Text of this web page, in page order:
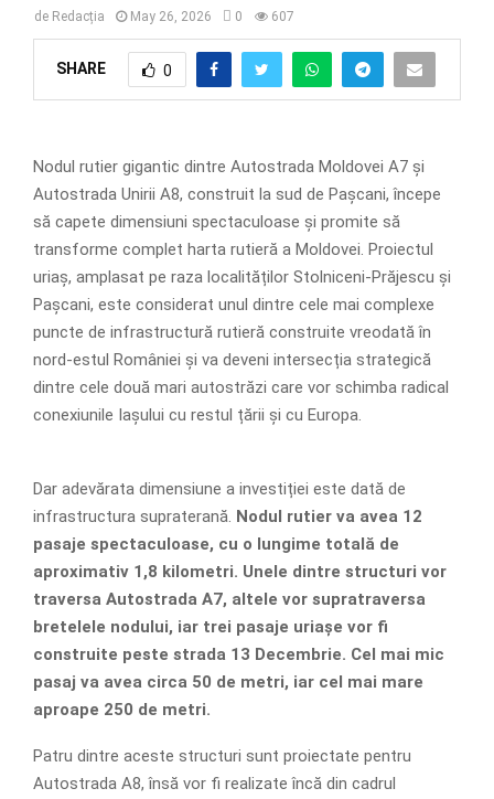
de Redacția May 26, 2026 0 607
SHARE 0
Nodul rutier gigantic dintre Autostrada Moldovei A7 și
Autostrada Unirii A8, construit la sud de Pașcani, începe
să capete dimensiuni spectaculoase și promite să
transforme complet harta rutieră a Moldovei. Proiectul
uriaș, amplasat pe raza localităților Stolniceni-Prăjescu și
Pașcani, este considerat unul dintre cele mai complexe
puncte de infrastructură rutieră construite vreodată în
nord-estul României și va deveni intersecția strategică
dintre cele două mari autostrăzi care vor schimba radical
conexiunile Iașului cu restul țării și cu Europa.
Dar adevărata dimensiune a investiției este dată de
infrastructura supraterană. Nodul rutier va avea 12
pasaje spectaculoase, cu o lungime totală de
aproximativ 1,8 kilometri. Unele dintre structuri vor
traversa Autostrada A7, altele vor supratraversa
bretelele nodului, iar trei pasaje uriașe vor fi
construite peste strada 13 Decembrie. Cel mai mic
pasaj va avea circa 50 de metri, iar cel mai mare
aproape 250 de metri.
Patru dintre aceste structuri sunt proiectate pentru
Autostrada A8, însă vor fi realizate încă din cadrul